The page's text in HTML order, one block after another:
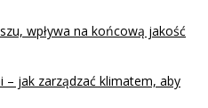
wpływa na końcową jakość
jak zarządzać klimatem, aby